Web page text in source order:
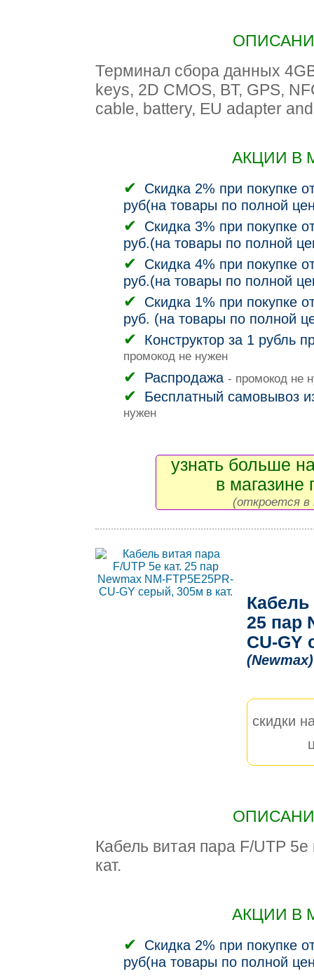
Терминал сбора данных
keys, 2D CMOS, BT, GPS,
cable, battery, EU adapter
АКЦИИ В
Скидка 2% при покупке
руб(на товары по полной
Скидка 3% при покупке
руб.(на товары по полной
Скидка 4% при покупке
руб.(на товары по полной
Скидка 1% при покупке
руб. (на товары по полной
Конструктор за 1 рубль
промокод не нужен
Распродажа - промокод не
Бесплатный самовывоз
нужен
узнать больше
в магазине
(откроется в
Кабель
25 пар
CU-GY
(Newmax)
скидки
Кабель витая пара F/UTP
кат.
АКЦИИ В
Скидка 2% при покупке
руб(на товары по полной